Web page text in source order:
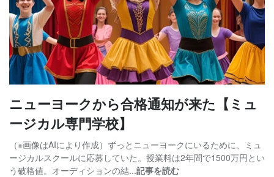
ニューヨークから合格通知が来た【ミュ
ージカル専門学校】
（※画像はAIにより作成）ずっとニューヨークにいるために、ミュ
ージカルスクールに応募していた。授業料は2年間で1500万円とい
う破格値。オーディションの結...記事を読む